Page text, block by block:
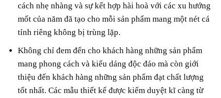
cách nhẹ nhàng và sự kết hợp hài hoà với các xu hướng
mốt của năm đã tạo cho mỗi sản phẩm mang một nét cá
tính riêng không bị trùng lặp.
Không chỉ đem đến cho khách hàng những sản phẩm
mang phong cách và kiểu dáng độc đáo mà còn giới
thiệu đến khách hàng những sản phẩm đạt chất lượng
tốt nhất. Các mẫu thiết kế được kiểm duyệt kĩ càng từ